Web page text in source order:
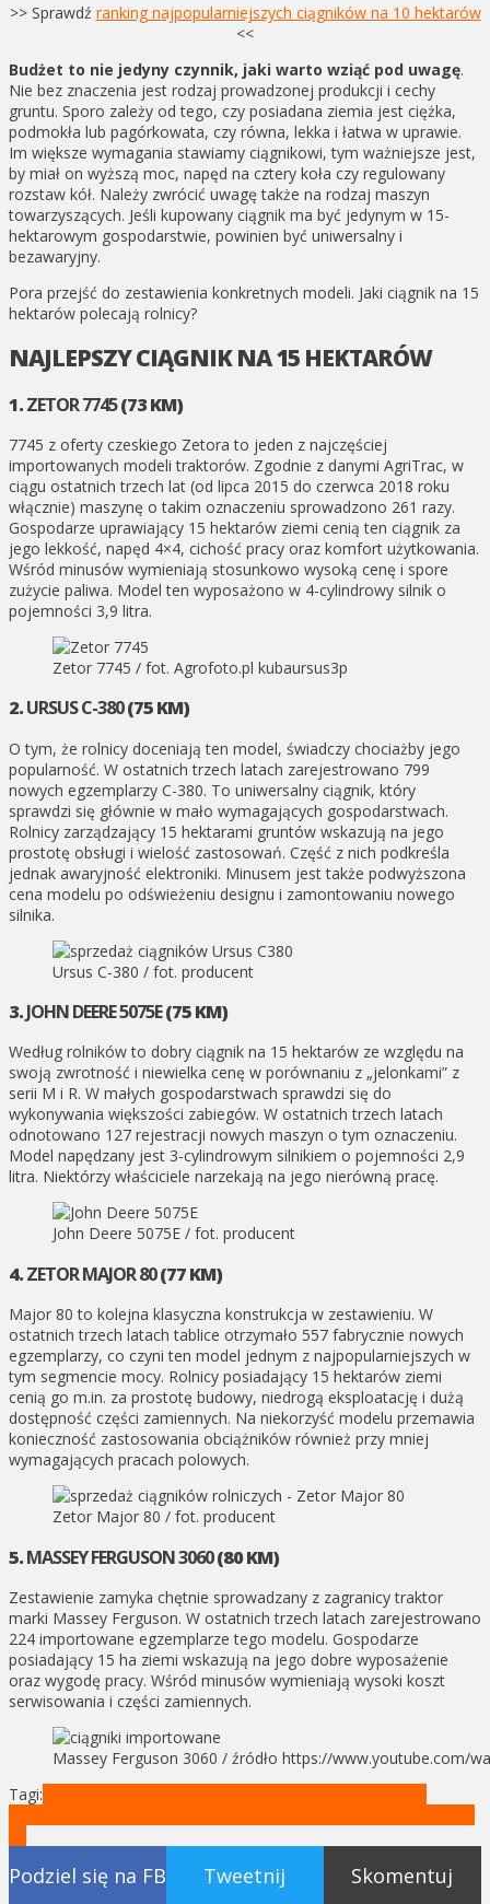
>> Sprawdź ranking najpopularniejszych ciągników na 10 hektarów
<<
Budżet to nie jedyny czynnik, jaki warto wziąć pod uwagę.
Nie bez znaczenia jest rodzaj prowadzonej produkcji i cechy
gruntu. Sporo zależy od tego, czy posiadana ziemia jest ciężka,
podmokła lub pagórkowata, czy równa, lekka i łatwa w uprawie.
Im większe wymagania stawiamy ciągnikowi, tym ważniejsze jest,
by miał on wyższą moc, napęd na cztery koła czy regulowany
rozstaw kół. Należy zwrócić uwagę także na rodzaj maszyn
towarzyszących. Jeśli kupowany ciągnik ma być jedynym w 15-
hektarowym gospodarstwie, powinien być uniwersalny i
bezawaryjny.
Pora przejść do zestawienia konkretnych modeli. Jaki ciągnik na 15
hektarów polecają rolnicy?
NAJLEPSZY CIĄGNIK NA 15 HEKTARÓW
1.ZETOR 7745(73 KM)
7745 z oferty czeskiego Zetora to jeden z najczęściej
importowanych modeli traktorów. Zgodnie z danymi AgriTrac, w
ciągu ostatnich trzech lat (od lipca 2015 do czerwca 2018 roku
włącznie) maszynę o takim oznaczeniu sprowadzono 261 razy.
Gospodarze uprawiający 15 hektarów ziemi cenią ten ciągnik za
jego lekkość, napęd 4×4, cichość pracy oraz komfort użytkowania.
Wśród minusów wymieniają stosunkowo wysoką cenę i spore
zużycie paliwa. Model ten wyposażono w 4-cylindrowy silnik o
pojemności 3,9 litra.
Zetor 7745 / fot. Agrofoto.pl kubaursus3p
2.URSUS C-380(75 KM)
O tym, że rolnicy doceniają ten model, świadczy chociażby jego
popularność. W ostatnich trzech latach zarejestrowano 799
nowych egzemplarzy C-380. To uniwersalny ciągnik, który
sprawdzi się głównie w mało wymagających gospodarstwach.
Rolnicy zarządzający 15 hektarami gruntów wskazują na jego
prostotę obsługi i wielość zastosowań. Część z nich podkreśla
jednak awaryjność elektroniki. Minusem jest także podwyższona
cena modelu po odświeżeniu designu i zamontowaniu nowego
silnika.
Ursus C-380 / fot. producent
3.JOHN DEERE 5075E(75 KM)
Według rolników to dobry ciągnik na 15 hektarów ze względu na
swoją zwrotność i niewielka cenę w porównaniu z „jelonkami” z
serii M i R. W małych gospodarstwach sprawdzi się do
wykonywania większości zabiegów. W ostatnich trzech latach
odnotowano 127 rejestracji nowych maszyn o tym oznaczeniu.
Model napędzany jest 3-cylindrowym silnikiem o pojemności 2,9
litra. Niektórzy właściciele narzekają na jego nierówną pracę.
John Deere 5075E / fot. producent
4.ZETOR MAJOR 80(77 KM)
Major 80 to kolejna klasyczna konstrukcja w zestawieniu. W
ostatnich trzech latach tablice otrzymało 557 fabrycznie nowych
egzemplarzy, co czyni ten model jednym z najpopularniejszych w
tym segmencie mocy. Rolnicy posiadający 15 hektarów ziemi
cenią go m.in. za prostotę budowy, niedrogą eksploatację i dużą
dostępność części zamiennych. Na niekorzyść modelu przemawia
konieczność zastosowania obciążników również przy mniej
wymagających pracach polowych.
Zetor Major 80 / fot. producent
5.MASSEY FERGUSON 3060(80 KM)
Zestawienie zamyka chętnie sprowadzany z zagranicy traktor
marki Massey Ferguson. W ostatnich trzech latach zarejestrowano
224 importowane egzemplarze tego modelu. Gospodarze
posiadający 15 ha ziemi wskazują na jego dobre wyposażenie
oraz wygodę pracy. Wśród minusów wymieniają wysoki koszt
serwisowania i części zamiennych.
Massey Ferguson 3060 / źródło https://www.youtube.com/
Tagi:
Podziel się na FB Tweetnij Skomentuj